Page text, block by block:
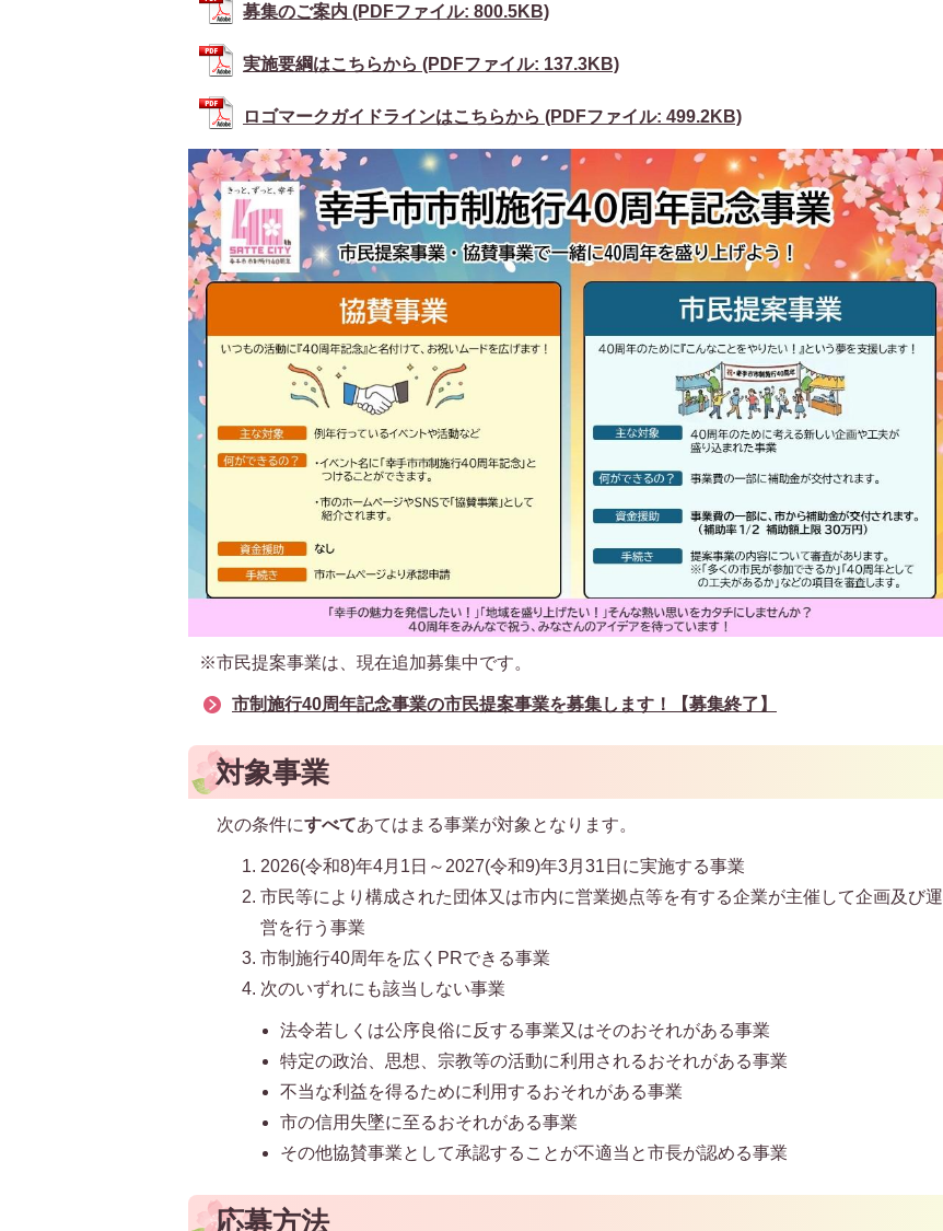
募集のご案内 (PDFファイル: 800.5KB)
実施要綱はこちらから (PDFファイル: 137.3KB)
ロゴマークガイドラインはこちらから (PDFファイル: 499.2KB)
※市民提案事業は、現在追加募集中です。
市制施行40周年記念事業の市民提案事業を募集します！【募集終了】
対象事業
次の条件にすべてあてはまる事業が対象となります。
2026(令和8)年4月1日～2027(令和9)年3月31日に実施する事業
市民等により構成された団体又は市内に営業拠点等を有する企業が主催して企画及び運
営を行う事業
市制施行40周年を広くPRできる事業
次のいずれにも該当しない事業
法令若しくは公序良俗に反する事業又はそのおそれがある事業
特定の政治、思想、宗教等の活動に利用されるおそれがある事業
不当な利益を得るために利用するおそれがある事業
市の信用失墜に至るおそれがある事業
その他協賛事業として承認することが不適当と市長が認める事業
応募方法